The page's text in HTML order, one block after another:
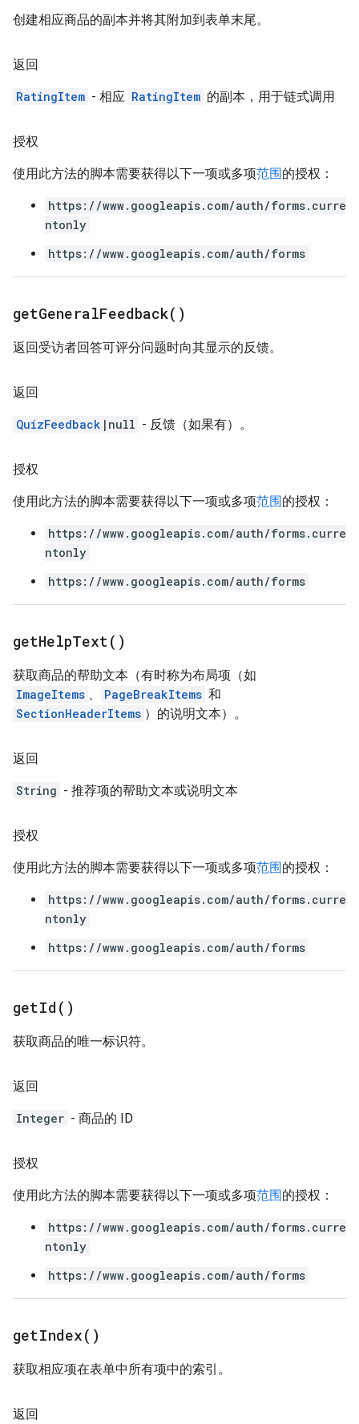
创建相应商品的副本并将其附加到表单末尾。
返回
RatingItem - 相应 RatingItem 的副本，用于链式调用
授权
使用此方法的脚本需要获得以下一项或多项范围的授权：
https://www.googleapis.com/auth/forms.curre
ntonly
https://www.googleapis.com/auth/forms
getGeneralFeedback( )
返回受访者回答可评分问题时向其显示的反馈。
返回
QuizFeedback |null - 反馈（如果有）。
授权
使用此方法的脚本需要获得以下一项或多项范围的授权：
https://www.googleapis.com/auth/forms.curre
ntonly
https://www.googleapis.com/auth/forms
getHelpText( )
获取商品的帮助文本（有时称为布局项（如
ImageItems 、 PageBreakItems 和
SectionHeaderItems ）的说明文本）。
返回
String - 推荐项的帮助文本或说明文本
授权
使用此方法的脚本需要获得以下一项或多项范围的授权：
https://www.googleapis.com/auth/forms.curre
ntonly
https://www.googleapis.com/auth/forms
getId( )
获取商品的唯一标识符。
返回
Integer - 商品的 ID
授权
使用此方法的脚本需要获得以下一项或多项范围的授权：
https://www.googleapis.com/auth/forms.curre
ntonly
https://www.googleapis.com/auth/forms
getIndex( )
获取相应项在表单中所有项中的索引。
返回